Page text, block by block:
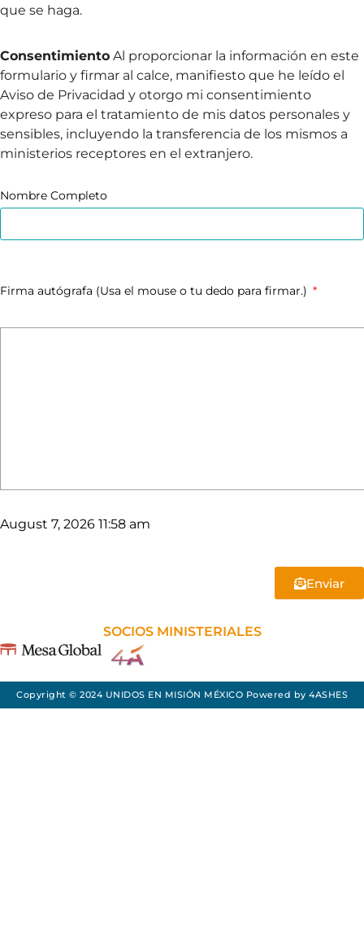
que se haga.
Consentimiento Al proporcionar la información en este
formulario y firmar al calce, manifiesto que he leído el
Aviso de Privacidad y otorgo mi consentimiento
expreso para el tratamiento de mis datos personales y
sensibles, incluyendo la transferencia de los mismos a
ministerios receptores en el extranjero.
Nombre Completo
Firma autógrafa (Usa el mouse o tu dedo para firmar.)
August 7, 2026 11:58 am
Enviar
SOCIOS MINISTERIALES
Copyright © 2024 UNIDOS EN MISIÓN MÉXICO Powered by 4ASHES